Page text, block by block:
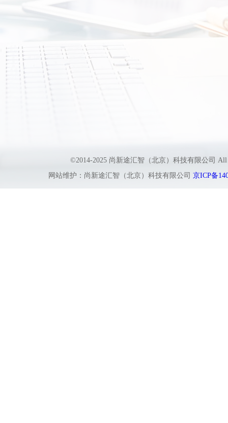
©2014-2025 尚新途汇智（北京）科技有限公司
网站维护：尚新途汇智（北京）科技有限公司 京ICP备